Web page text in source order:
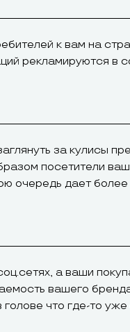
к вам на
рекламируются в
за кулисы
посетители
очередь дает более
а ваши
вашего
голове что где-то